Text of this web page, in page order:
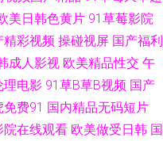
芽91国产 日韩中文字幕婷婷综合
豆精品无码 91黄色废料在线观看
航 91大神高清无码 激情猫色网
美日韩色黄片 91草莓影院
精彩视频 操碰视屏 国产福利
成人影视 欧美精品性交 午
理电影 91草B草B视频 国产
免费91 国内精品无码短片
院在线观看 欧美做受日韩 国